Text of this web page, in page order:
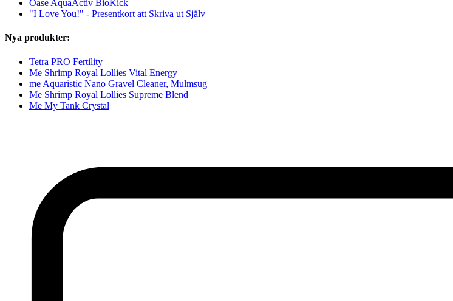
Oase AquaActiv BioKick
"I Love You!" - Presentkort att Skriva ut Själv
Nya produkter:
Tetra PRO Fertility
Me Shrimp Royal Lollies Vital Energy
me Aquaristic Nano Gravel Cleaner, Mulmsug
Me Shrimp Royal Lollies Supreme Blend
Me My Tank Crystal